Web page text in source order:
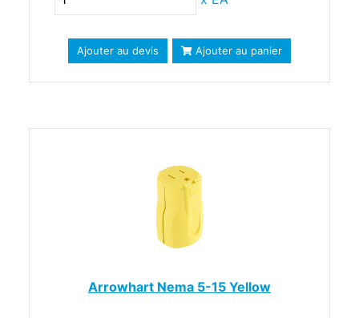
Ajouter au devis Ajouter au panier
Arrowhart Nema 5-15 Yellow